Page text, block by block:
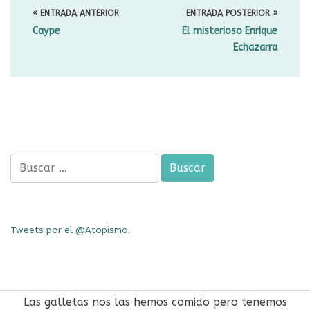
ENTRADAS
« ENTRADA ANTERIOR
Caype
ENTRADA POSTERIOR »
El misterioso Enrique
Echazarra
Tweets por el @Atopismo.
Política de cookies -Aviso Legal y Política de
Las galletas nos las hemos comido pero tenemos